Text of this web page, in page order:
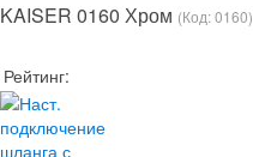
KAISER 0160 Хром (Код:0160)
Рейтинг: